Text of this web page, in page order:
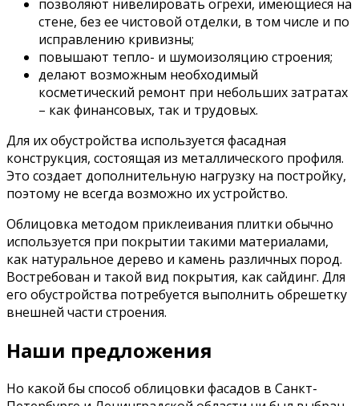
позволяют нивелировать огрехи, имеющиеся на
стене, без ее чистовой отделки, в том числе и по
исправлению кривизны;
повышают тепло- и шумоизоляцию строения;
делают возможным необходимый
косметический ремонт при небольших затратах
– как финансовых, так и трудовых.
Для их обустройства используется фасадная
конструкция, состоящая из металлического профиля.
Это создает дополнительную нагрузку на постройку,
поэтому не всегда возможно их устройство.
Облицовка методом приклеивания плитки обычно
используется при покрытии такими материалами,
как натуральное дерево и камень различных пород.
Востребован и такой вид покрытия, как сайдинг. Для
его обустройства потребуется выполнить обрешетку
внешней части строения.
Наши предложения
Но какой бы способ облицовки фасадов в Санкт-